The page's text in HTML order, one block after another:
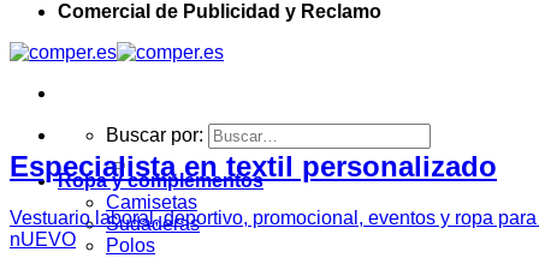
Comercial de Publicidad y Reclamo
Buscar por:
Ropa y complementos
Camisetas
Sudaderas
Polos
Especialista en textil personalizado
Vestuario laboral, deportivo, promocional, eventos y ropa
nUEVO